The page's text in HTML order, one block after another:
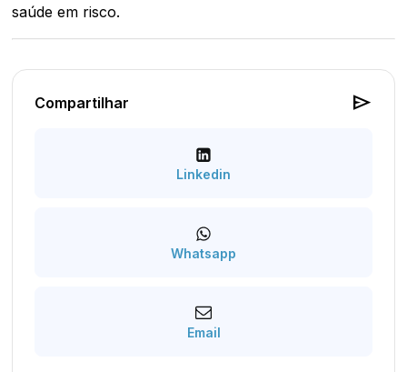
saúde em risco.
Compartilhar send
Linkedin
Whatsapp
Email